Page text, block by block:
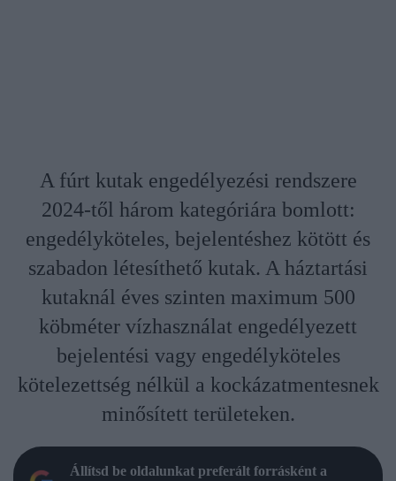
A fúrt kutak engedélyezési rendszere
2024-től három kategóriára bomlott:
engedélyköteles, bejelentéshez kötött és
szabadon létesíthető kutak. A háztartási
kutaknál éves szinten maximum 500
köbméter vízhasználat engedélyezett
bejelentési vagy engedélyköteles
kötelezettség nélkül a kockázatmentesnek
minősített területeken.
Állítsd be oldalunkat preferált forrásként a